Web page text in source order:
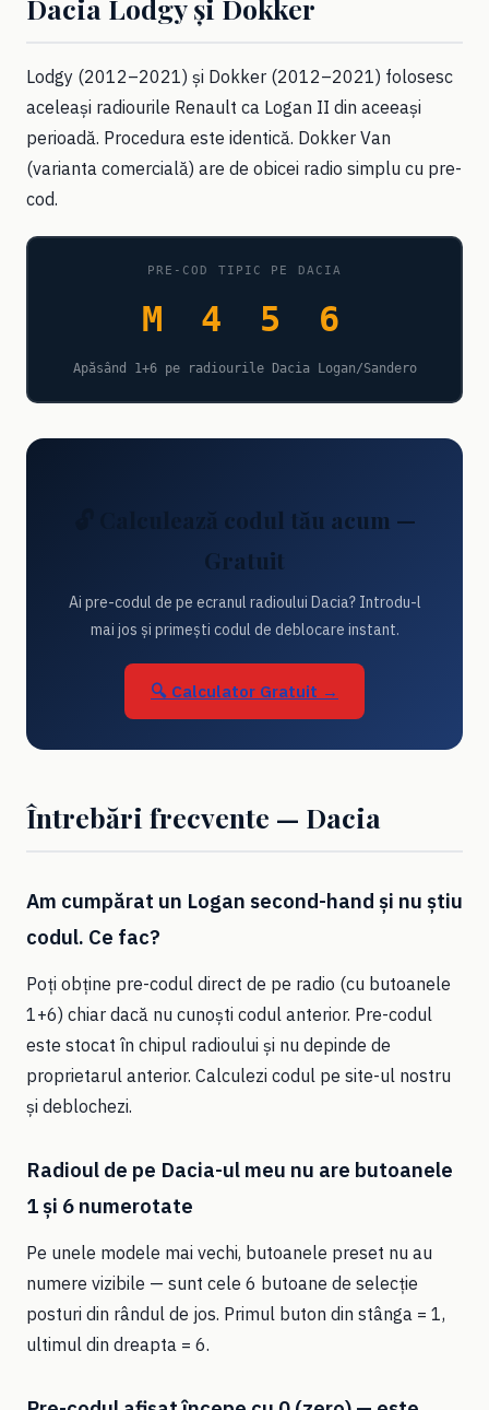
Dacia Lodgy și Dokker
Lodgy (2012–2021) și Dokker (2012–2021) folosesc
aceleași radiourile Renault ca Logan II din aceeași
perioadă. Procedura este identică. Dokker Van
(varianta comercială) are de obicei radio simplu cu pre-
cod.
PRE-COD TIPIC PE DACIA
M 4 5 6
Apăsând 1+6 pe radiourile Dacia Logan/Sandero
🔓 Calculează codul tău acum —
Gratuit
Ai pre-codul de pe ecranul radioului Dacia? Introdu-l
mai jos și primești codul de deblocare instant.
🔍 Calculator Gratuit →
Întrebări frecvente — Dacia
Am cumpărat un Logan second-hand și nu știu
codul. Ce fac?
Poți obține pre-codul direct de pe radio (cu butoanele
1+6) chiar dacă nu cunoști codul anterior. Pre-codul
este stocat în chipul radioului și nu depinde de
proprietarul anterior. Calculezi codul pe site-ul nostru
și deblochezi.
Radioul de pe Dacia-ul meu nu are butoanele
1 și 6 numerotate
Pe unele modele mai vechi, butoanele preset nu au
numere vizibile — sunt cele 6 butoane de selecție
posturi din rândul de jos. Primul buton din stânga = 1,
ultimul din dreapta = 6.